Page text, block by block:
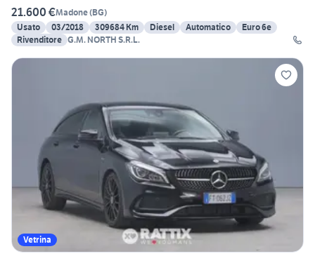
21.600 €Madone(BG)
Usato
03/2018 309684 Km Diesel Automatico
Euro 6e
Rivenditore G.M. NORTH S.R.L.
Vetrina